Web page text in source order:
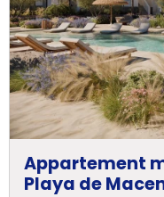
Appartement
Playa de